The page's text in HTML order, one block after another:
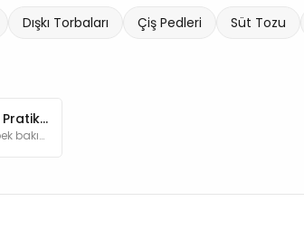
Dışkı Torbaları Çiş Pedleri Süt Tozu
Evde Köpek Bakımı: Pratik İpuçları ve Gündelik Rutinler
Bu yazımızda evde köpek bakımıyla ilgili bilmeniz gerekenleri ve oluşturmanız gereken rutinleri adım adım ele alacağız.